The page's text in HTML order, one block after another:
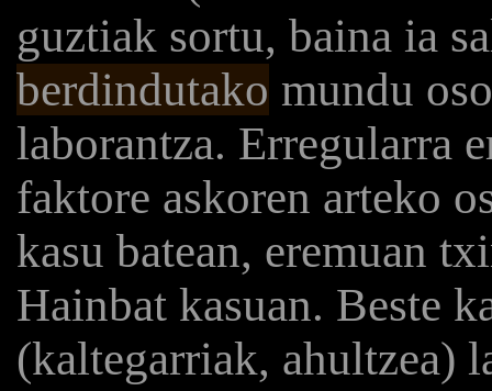
guztiak sortu, baina ia
berdindutako mundu
laborantza. Erregularra
faktore askoren arteko
kasu batean, eremuan
Hainbat kasuan. Beste
(kaltegarriak, ahultzea)